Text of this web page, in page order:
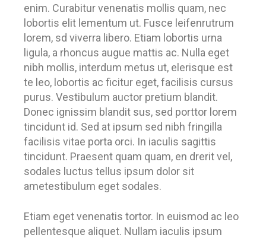
enim. Curabitur venenatis mollis quam, nec
lobortis elit lementum ut. Fusce leifenrutrum
lorem, sd viverra libero. Etiam lobortis urna
ligula, a rhoncus augue mattis ac. Nulla eget
nibh mollis, interdum metus ut, elerisque est
te leo, lobortis ac ficitur eget, facilisis cursus
purus. Vestibulum auctor pretium blandit.
Donec ignissim blandit sus, sed porttor lorem
tincidunt id. Sed at ipsum sed nibh fringilla
facilisis vitae porta orci. In iaculis sagittis
tincidunt. Praesent quam quam, en drerit vel,
sodales luctus tellus ipsum dolor sit
ametestibulum eget sodales.
Etiam eget venenatis tortor. In euismod ac leo
pellentesque aliquet. Nullam iaculis ipsum